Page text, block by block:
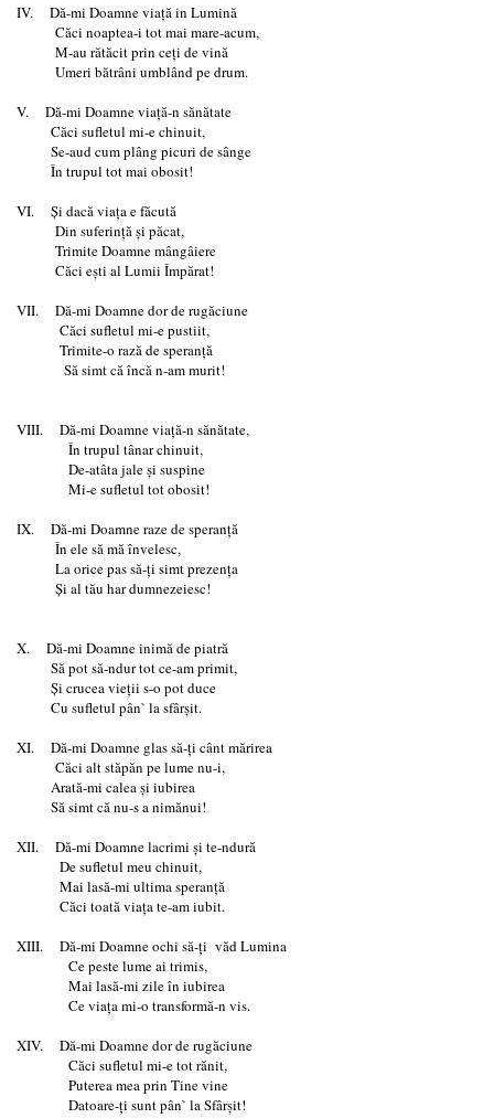
IV. Dă-mi Doamne viaţă in Lumină
Căci noaptea-i tot mai mare-acum,
M-au rătăcit prin ceţi de vină
Umeri bătrâni umblând pe drum.
V. Dă-mi Doamne viaţă-n sănătate
Căci sufletul mi-e chinuit,
Se-aud cum plâng picuri de sânge
În trupul tot mai obosit!
VI. Şi dacă viaţa e făcută
Din suferinţă şi păcat,
Trimite Doamne mângâiere
Căci eşti al Lumii Împărat!
VII. Dă-mi Doamne dor de rugăciune
Căci sufletul mi-e pustiit,
Trimite-o rază de speranţă
Să simt că încă n-am murit!
VIII. Dă-mi Doamne viaţă-n sănătate,
În trupul tânar chinuit,
De-atâta jale şi suspine
Mi-e sufletul tot obosit!
IX. Dă-mi Doamne raze de speranţă
În ele să mă învelesc,
La orice pas să-ţi simt prezenţa
Şi al tău har dumnezeiesc!
X. Dă-mi Doamne inimă de piatră
Să pot să-ndur tot ce-am primit,
Şi crucea vieţii s-o pot duce
Cu sufletul pân` la sfârşit.
XI. Dă-mi Doamne glas să-ţi cânt mărirea
Căci alt stăpăn pe lume nu-i,
Arată-mi calea şi iubirea
Să simt că nu-s a nimănui!
XII. Dă-mi Doamne lacrimi şi te-ndură
De sufletul meu chinuit,
Mai lasă-mi ultima speranţă
Căci toată viaţa te-am iubit.
XIII. Dă-mi Doamne ochi să-ţi văd Lumina
Ce peste lume ai trimis,
Mai lasă-mi zile în iubirea
Ce viaţa mi-o transformă-n vis.
XIV. Dă-mi Doamne dor de rugăciune
Căci sufletul mi-e tot rănit,
Puterea mea prin Tine vine
Datoare-ţi sunt pân` la Sfârşit!